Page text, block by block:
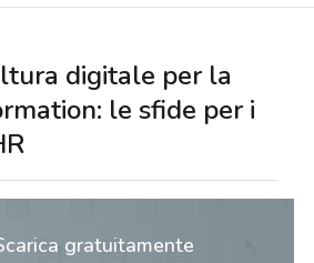
digitale per la
le sfide per i
gratuitamente